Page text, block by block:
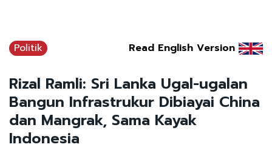
Politik Read English Version
Rizal Ramli: Sri Lanka Ugal-ugalan
Bangun Infrastrukur Dibiayai China
dan Mangrak, Sama Kayak
Indonesia